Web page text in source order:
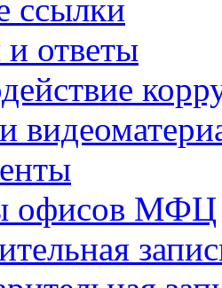
ссылки
ответы
офисов МФЦ